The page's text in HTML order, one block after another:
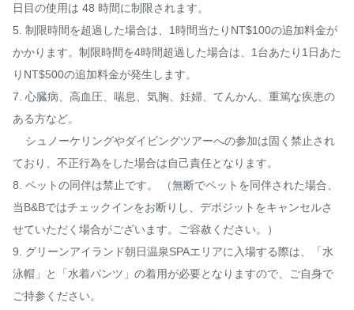
日目の使用は 48 時間に制限されます。
5. 制限時間を超過した場合は、1時間当たりNT$100の追加料金が
かかります。制限時間を4時間超過した場合は、1台あたり1日あた
りNT$500の追加料金が発生します。
7. 心臓病、高血圧、喘息、気胸、妊婦、てんかん、重篤な疾患の
ある方など。
ており、不正行為をした場合は自己責任となります。
8. ペットの同伴は禁止です。 （無断でペットを同伴された場合、
当B&Bではチェックインをお断りし、デポジットをキャンセルさ
せていただく場合がございます。ご容赦ください。）
9. グリーンアイランド朝日温泉SPAエリアに入場する際は、「水
泳帽」と「水着パンツ」の着用が必要となりますので、ご自身で
ご持参ください。